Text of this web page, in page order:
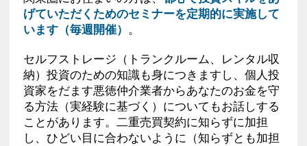
げていただくためのセミナーを定期的に実施して
います（毎週開催） 。
セルフストレージ（トランクルーム、レンタル収
納）投資のための知識も身につきますし、個人投
資家をだます悪徳仲介業者からあなたのお金を守
る方法（実経験に基づく）についてもお話しする
ことがあります。二重売買契約に知らずに加担
し、ひどい目に合わないように（知らずとも加担